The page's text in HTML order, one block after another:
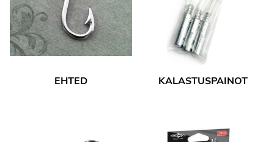
EHTED KALASTUSPAINOT